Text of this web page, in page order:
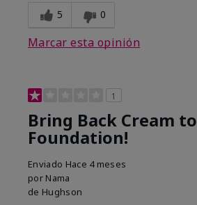
5 0
Marcar esta opinión
1
Bring Back Cream
Foundation!
Enviado Hace 4 meses
por Nama
de Hughson